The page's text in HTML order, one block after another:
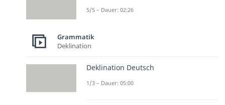
5/5 – Dauer: 02:26
Grammatik
Deklination
Deklination Deutsch
1/3 – Dauer: 05:00